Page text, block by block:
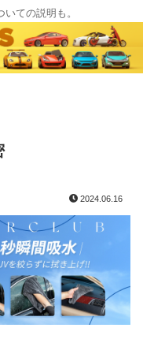
ての説明も。
2024.06.16